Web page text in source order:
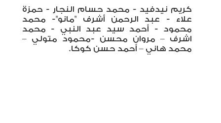
كريم نيدفيد - محمد حسام النجار - حمزة
علاء - عبد الرحمن أشرف "مانو"- محمد
محمود - أحمد سيد عبد النبي - محمد
اشرف – مروان محسن -محمود متولي –
محمد هاني – أحمد حسن كوكا.